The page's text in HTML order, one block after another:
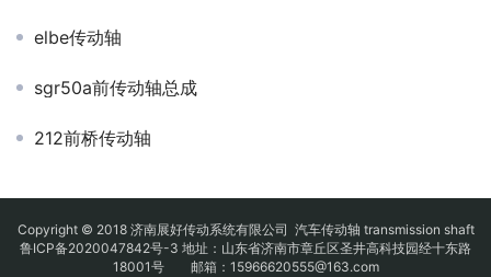
elbe传动轴
sgr50a前传动轴总成
212前桥传动轴
Copyright © 2018 济南展好传动系统有限公司 汽车传动轴 transmission shaft
鲁ICP备2020047842号-3 地址：山东省济南市章丘区圣井高科技园经十东路
18001号 邮箱：15966620555@163.com